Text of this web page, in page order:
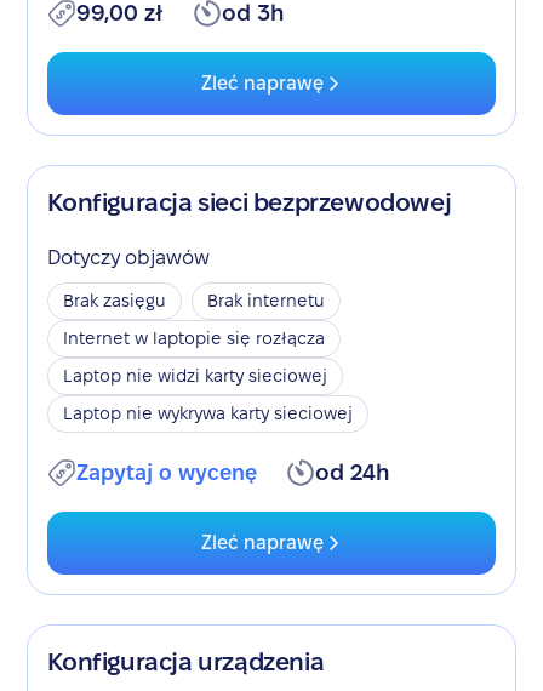
99,00 zł od 3h
Zleć naprawę
Konfiguracja sieci bezprzewodowej
Dotyczy objawów
Brak zasięgu
Brak internetu
Internet w laptopie się rozłącza
Laptop nie widzi karty sieciowej
Laptop nie wykrywa karty sieciowej
Zapytaj o wycenę od 24h
Zleć naprawę
Konfiguracja urządzenia